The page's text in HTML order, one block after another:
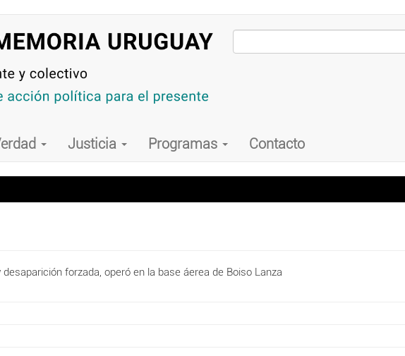
Justicia Programas Contacto
forzada, operó en la base áerea de Boiso Lanza